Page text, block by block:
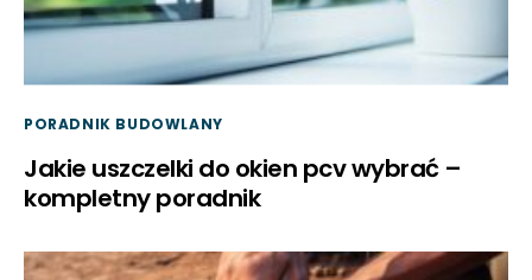
PORADNIK BUDOWLANY
Jakie uszczelki do okien pcv wybrać –
kompletny poradnik